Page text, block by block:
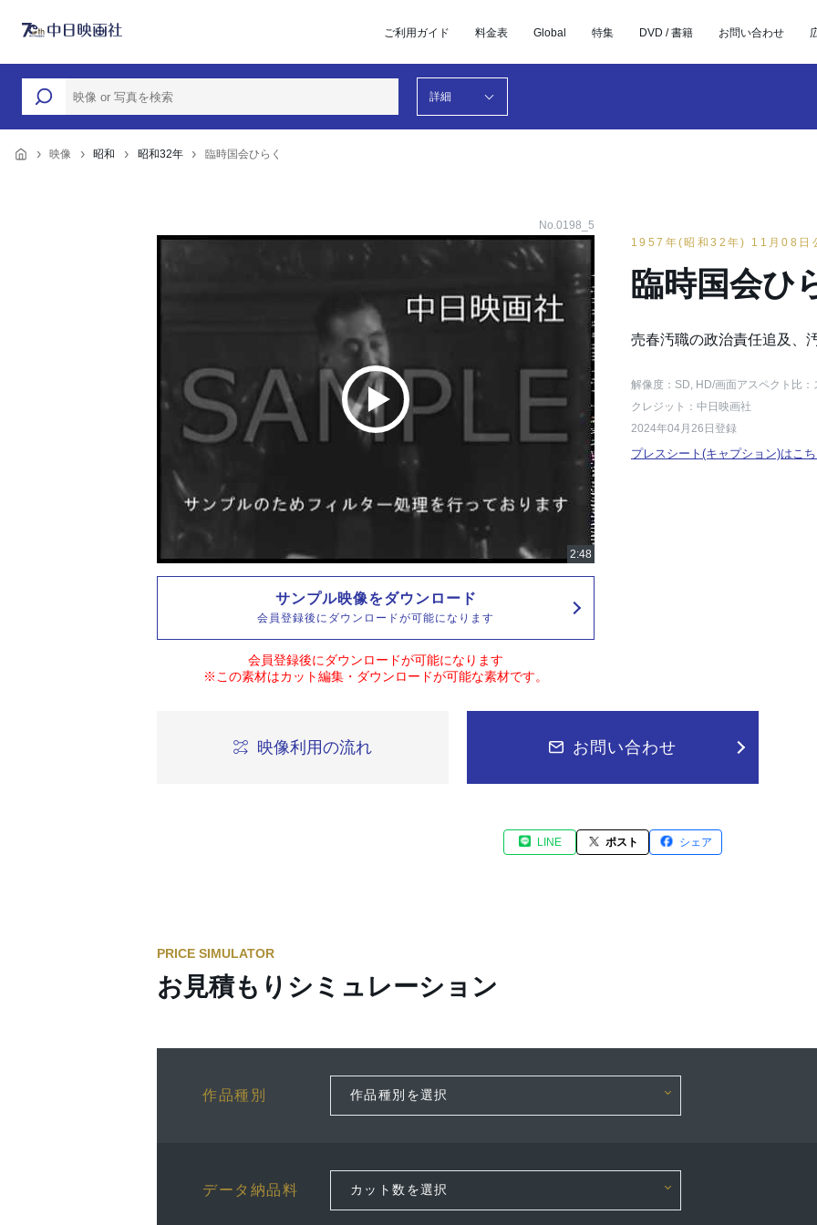
ご利用ガイド 料金表 Global 特集 DVD / 書籍 お問い合わせ
詳細
映像 昭和 昭和32年 臨時国会ひらく
No.0198_5
サンプル映像をダウンロード
会員登録後にダウンロードが可能になります
会員登録後にダウンロードが可能になります
※この素材はカット編集・ダウンロードが可能な素材です。
1957年(昭和32年) 11月08日
臨時国会ひ
売春汚職の政治責任追及、
解像度：SD, HD/画面アスペクト比：
クレジット：中日映画社
2024年04月26日登録
プレスシート(キャプション)はこ
映像利用の流れ お問い合わせ
LINE ポスト シェア
PRICE SIMULATOR
お見積もりシミュレーション
作品種別
データ納品料